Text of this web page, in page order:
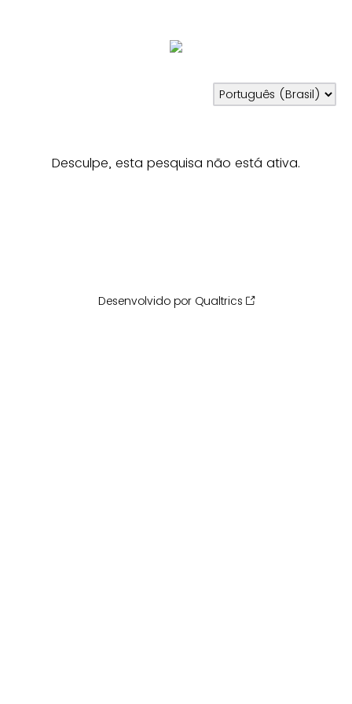
Desculpe, esta pesquisa não está ativa.
Desenvolvido por Qualtrics